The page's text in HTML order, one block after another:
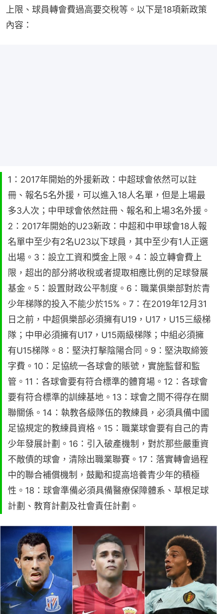
上限、球員轉會費過高要交稅等。以下是18項新政策
內容：
1：2017年開始的外援新政：中超球會依然可以註
冊、報名5名外援，可以進入18人名單，但是上場最
多3人次；中甲球會依然註冊、報名和上場3名外援。
2：2017年開始的U23新政：中超和中甲球會18人報
名單中至少有2名U23以下球員，其中至少有1人正選
出場。3：設立工資和獎金上限。4：設立轉會費上
限，超出的部分將收稅或者提取相應比例的足球發展
基金。5：設置財政公平制度。6：職業俱樂部對於青
少年梯隊的投入不能少於15%。7：在2019年12月31
日之前，中超俱樂部必須擁有U19，U17，U15三級梯
隊；中甲必須擁有U17，U15兩級梯隊；中組必須擁
有U15梯隊。8：堅決打擊陰陽合同。9：堅決取締簽
字費。10：足協統一各球會的賬號，實施監督和監
管。11：各球會要有符合標準的體育場。12：各球會
要有符合標準的訓練基地。13：球會之間不得存在關
聯關係。14：執教各級隊伍的教練員，必須具備中國
足協規定的教練員資格。15：職業球會要有自己的青
少年發展計劃。16：引入破產機制，對於那些嚴重資
不敵債的球會，清除出職業聯賽。17：落實轉會過程
中的聯合補償機制，鼓勵和提高培養青少年的積極
性。18：球會準備必須具備醫療保障體系、草根足球
計劃、教育計劃及社會責任計劃。